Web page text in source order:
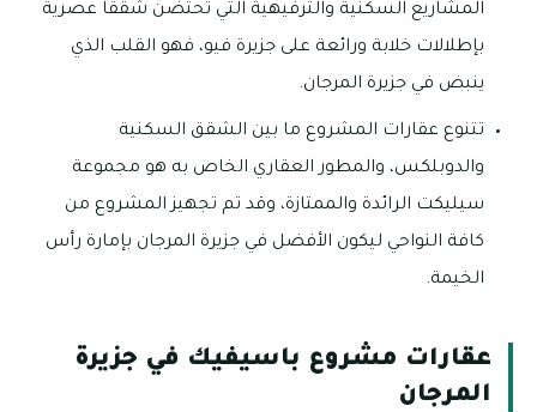
المشاريع السكنية والترفيهية التي تحتضن شققًا عصرية
بإطلالات خلابة ورائعة على جزيرة فيو، فهو القلب الذي
ينبض في جزيرة المرجان.
تتنوع عقارات المشروع ما بين الشقق السكنية
والدوبلكس، والمطور العقاري الخاص به هو مجموعة
سيليكت الرائدة والممتازة، وقد تم تجهيز المشروع من
كافة النواحي ليكون الأفضل في جزيرة المرجان بإمارة رأس
الخيمة.
عقارات مشروع باسيفيك في جزيرة
المرجان